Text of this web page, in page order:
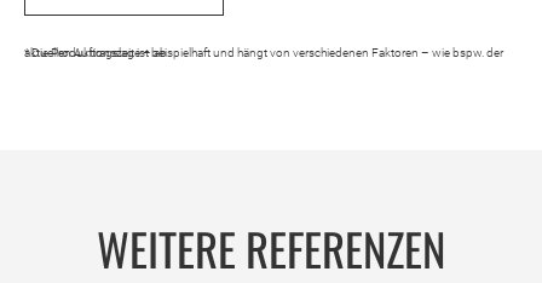
* Die Produktionszeit ist beispielhaft und hängt von verschiedenen Faktoren – wie bspw. der aktuellen Auftragslage – ab.
WEITERE REFERENZEN